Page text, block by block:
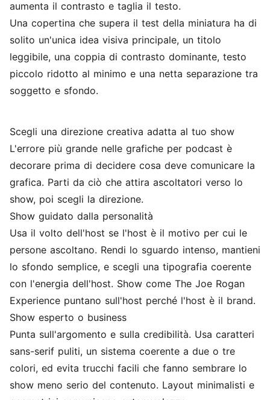
aumenta il contrasto e taglia il testo.
Una copertina che supera il test della miniatura ha di
solito un'unica idea visiva principale, un titolo
leggibile, una coppia di contrasto dominante, testo
piccolo ridotto al minimo e una netta separazione tra
soggetto e sfondo.
Scegli una direzione creativa adatta al tuo show
L'errore più grande nelle grafiche per podcast è
decorare prima di decidere cosa deve comunicare la
grafica. Parti da ciò che attira ascoltatori verso lo
show, poi scegli la direzione.
Show guidato dalla personalità
Usa il volto dell'host se l'host è il motivo per cui le
persone ascoltano. Rendi lo sguardo intenso, mantieni
lo sfondo semplice, e scegli una tipografia coerente
con l'energia dell'host. Show come The Joe Rogan
Experience puntano sull'host perché l'host è il brand.
Show esperto o business
Punta sull'argomento e sulla credibilità. Usa caratteri
sans-serif puliti, un sistema coerente a due o tre
colori, ed evita trucchi facili che fanno sembrare lo
show meno serio del contenuto. Layout minimalisti e